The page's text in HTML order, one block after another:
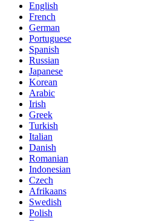
English
French
German
Portuguese
Spanish
Russian
Japanese
Korean
Arabic
Irish
Greek
Turkish
Italian
Danish
Romanian
Indonesian
Czech
Afrikaans
Swedish
Polish